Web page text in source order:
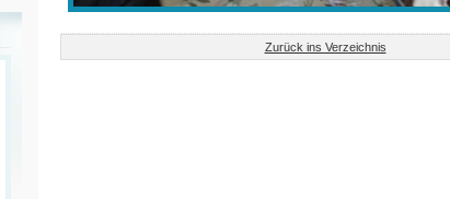
Zurück ins Verzeichnis